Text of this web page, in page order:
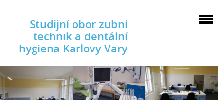
Studijní obor zubní
technik a dentální
hygiena Karlovy Vary